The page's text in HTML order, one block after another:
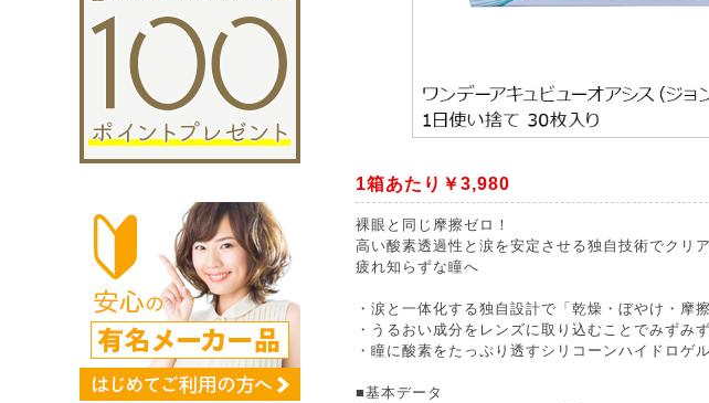
1箱あたり￥3,980
裸眼と同じ摩擦ゼロ！
高い酸素透過性と涙を安定させる独自技術でクリ
疲れ知らずな瞳へ
・涙と一体化する独自設計で「乾燥・ぼやけ・摩
・うるおい成分をレンズに取り込むことでみずみ
・瞳に酸素をたっぷり透すシリコーンハイドロゲ
■基本データ